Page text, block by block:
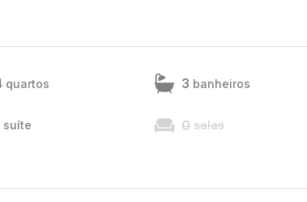
quartos 3 banheiros
suíte 0 salas